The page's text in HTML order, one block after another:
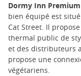
Dormy Inn
bien équipé est
Cat Street. Il
thermal public de
et des distributeurs
propose une
végétariens.